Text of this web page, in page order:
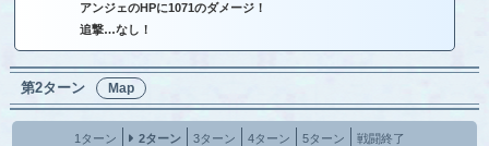
アンジェのHPに1071のダメージ！
追撃…なし！
第2ターン Map
1ターン 2ターン 3ターン 4ターン 5ターン 戦闘終了